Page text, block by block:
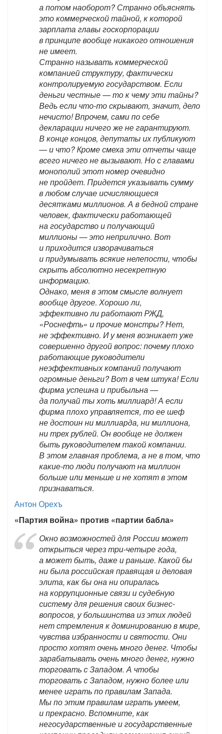
а потом наоборот? Странно объяснять
это коммерческой тайной, к которой
зарплата главы госкорпорации
в принципе вообще никакого отношения
не имеет.
Странно называть коммерческой
компанией структуру, фактически
контролируемую государством. Если
деньги честные — то к чему эти тайны?
Ведь если что-то скрывают, значит, дело
нечисто! Впрочем, сами по себе
декларации ничего же не гарантируют.
В конце концов, депутаты их публикуют
— и что? Кроме смеха эти отчеты чаще
всего ничего не вызывают. Но с главами
монополий этот номер очевидно
не пройдет. Придется указывать сумму
в любом случае исчисляющиеся
десятками миллионов. А в бедной стране
человек, фактически работающей
на государство и получающий
миллионы — это неприлично. Вот
и приходится изворачиваться
и придумывать всякие нелепости, чтобы
скрыть абсолютно несекретную
информацию.
Однако, меня в этом смысле волнует
вообще другое. Хорошо ли,
эффективно ли работают РЖД,
«Роснефть» и прочие монстры? Нет,
не эффективно. И у меня возникает уже
совершенно другой вопрос: почему плохо
работающие руководители
неэффективных компаний получают
огромные деньги? Вот в чем штука! Если
фирма успешна и прибыльна —
да получай ты хоть миллиард! А если
фирма плохо управляется, то ее шеф
не достоин ни миллиарда, ни миллиона,
ни трех рублей. Он вообще не должен
быть руководителем такой компании.
В этом главная проблема, а не в том, что
какие-то люди получают на миллион
больше или меньше и не хотят в этом
признаваться.
Антон Орехъ
«Партия война» против «партии бабла»
Окно возможностей для России может
открыться через три-четыре года,
а может быть, даже и раньше. Какой бы
ни была российская правящая и деловая
элита, как бы она ни опиралась
на коррупционные связи и судебную
систему для решения своих бизнес-
вопросов, у большинства из этих людей
нет стремления к доминированию в мире,
чувства избранности и святости. Они
просто хотят очень много денег. Чтобы
зарабатывать очень много денег, нужно
торговать с Западом. А чтобы
торговать с Западом, нужно более или
менее играть по правилам Запада.
Мы по этим правилам играть умеем,
и прекрасно. Вспомните, как
негосударственные и государственные